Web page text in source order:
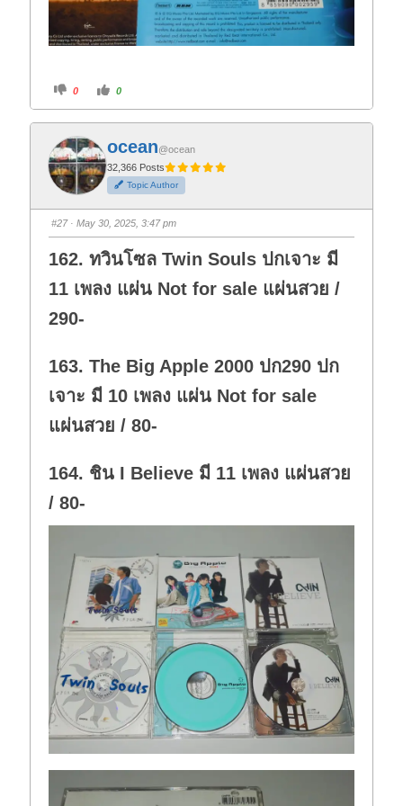
C
i
k
f
o
r
t
h
u
m
d
o
n
.
0
C
i
k
o
r
t
h
u
m
u
p
0
ocean@ocean
32,366 Posts
Topic Author
#27· May 30, 2025, 3:47 pm
162. ทวินโซล Twin Souls ปกเจาะ มี
11 เพลง แผ่น Not for sale แผ่นสวย /
290-
163. The Big Apple 2000 ปก290 ปก
เจาะ มี 10 เพลง แผ่น Not for sale
แผ่นสวย / 80-
164. ชิน I Believe มี 11 เพลง แผ่นสวย
/ 80-